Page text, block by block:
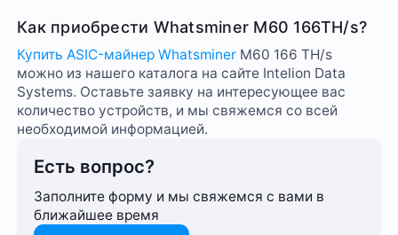
Как приобрести Whatsminer M60 166TH/s?
Купить ASIC-майнер Whatsminer M60 166 TH/s
можно из нашего каталога на сайте Intelion Data
Systems. Оставьте заявку на интересующее вас
количество устройств, и мы свяжемся со всей
необходимой информацией.
Есть вопрос?
Заполните форму и мы свяжемся с вами в
ближайшее время